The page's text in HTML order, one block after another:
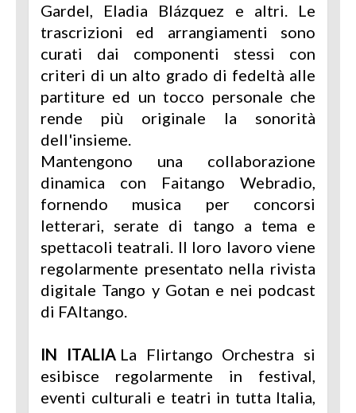
Gardel, Eladia Blázquez e altri. Le
trascrizioni ed arrangiamenti sono
curati dai componenti stessi con
criteri di un alto grado di fedeltà alle
partiture ed un tocco personale che
rende più originale la sonorità
dell'insieme.
Mantengono una collaborazione
dinamica con Faitango Webradio,
fornendo musica per concorsi
letterari, serate di tango a tema e
spettacoli teatrali. Il loro lavoro viene
regolarmente presentato nella rivista
digitale Tango y Gotan e nei podcast
di FAItango.
IN ITALIA La Flirtango Orchestra si
esibisce regolarmente in festival,
eventi culturali e teatri in tutta Italia,